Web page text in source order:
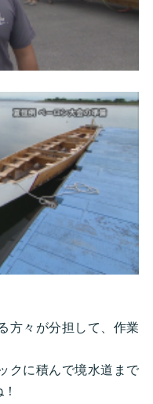
方々が分担して、作業
クに積んで境水道まで